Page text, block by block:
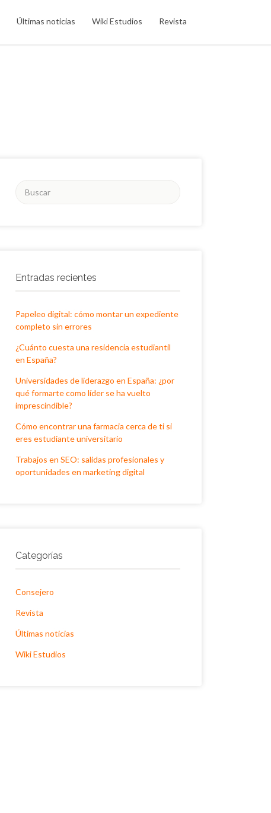
Últimas noticias Wiki Estudios Revista
Buscar
Entradas recientes
Papeleo digital: cómo montar un expediente
completo sin errores
¿Cuánto cuesta una residencia estudiantil
en España?
Universidades de liderazgo en España: ¿por
qué formarte como líder se ha vuelto
imprescindible?
Cómo encontrar una farmacia cerca de ti si
eres estudiante universitario
Trabajos en SEO: salidas profesionales y
oportunidades en marketing digital
Categorías
Consejero
Revista
Últimas noticias
Wiki Estudios